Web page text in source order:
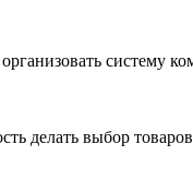
систему
делать выбор